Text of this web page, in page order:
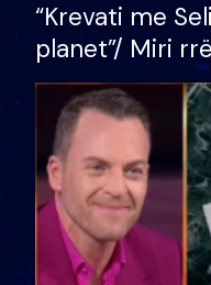
“Krevati me
planet”/ Miri
bukura në
mungojë zilja